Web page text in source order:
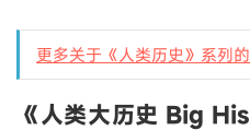
更多关于《人类历史》系列
《人类大历史 Big